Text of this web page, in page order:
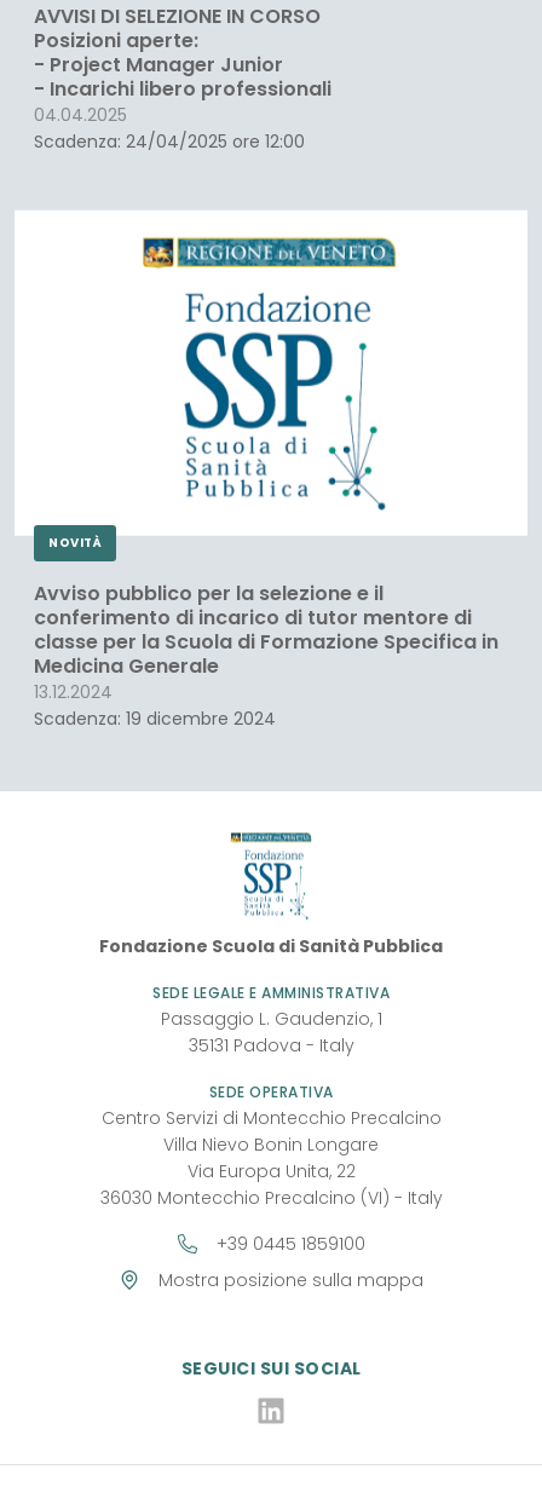
AVVISI DI SELEZIONE IN CORSO
Posizioni aperte:
- Project Manager Junior
- Incarichi libero professionali
04.04.2025
Scadenza: 24/04/2025 ore 12:00
NOVITÀ
Avviso pubblico per la selezione e il
conferimento di incarico di tutor mentore di
classe per la Scuola di Formazione Specifica in
Medicina Generale
13.12.2024
Scadenza: 19 dicembre 2024
Fondazione
Fondazione Scuola di Sanità Pubblica
SEDE LEGALE E AMMINISTRATIVA
Passaggio L. Gaudenzio, 1
35131 Padova - Italy
SEDE OPERATIVA
Centro Servizi di Montecchio Precalcino
Villa Nievo Bonin Longare
Via Europa Unita, 22
36030 Montecchio Precalcino (VI) - Italy
+39 0445 1859100
Mostra posizione sulla mappa
SEGUICI SUI SOCIAL
Linkedin